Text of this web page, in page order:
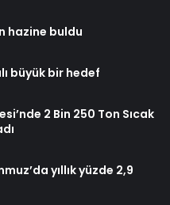
hazine buldu
büyük bir hedef
2 Bin 250 Ton Sıcak
yıllık yüzde 2,9